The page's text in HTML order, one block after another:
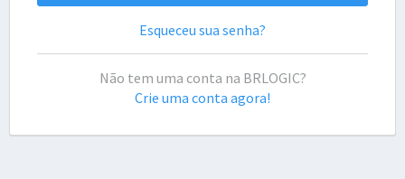
Esqueceu sua senha?
Não tem uma conta na BRLOGIC?
Crie uma conta agora!